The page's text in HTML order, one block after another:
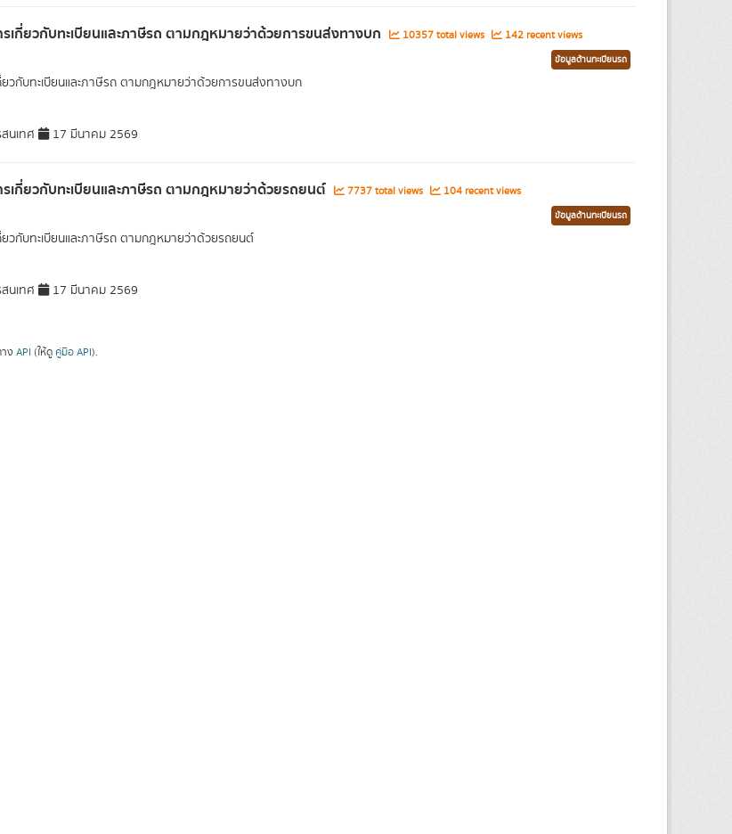
เกี่ยวกับทะเบียนและภาษีรถ ตามกฎหมายว่าด้วยการขนส่งทางบก 10357 total views 142 recent views
ข้อมูลด้านทะเบียนรถ
ยวกับทะเบียนและภาษีรถ ตามกฎหมายว่าด้วยการขนส่งทางบก
นเทศ 17 มีนาคม 2569
เกี่ยวกับทะเบียนและภาษีรถ ตามกฎหมายว่าด้วยรถยนต์ 7737 total views 104 recent views
ข้อมูลด้านทะเบียนรถ
วกับทะเบียนและภาษีรถ ตามกฎหมายว่าด้วยรถยนต์
นเทศ 17 มีนาคม 2569
ง API (ให้ดู คู่มือ API).